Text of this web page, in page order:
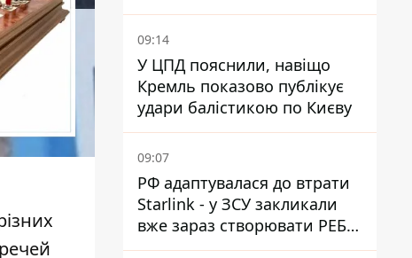
09:14
У ЦПД пояснили, навіщо
Кремль показово публікує
удари балістикою по Києву
09:07
РФ адаптувалася до втрати
Starlink - у ЗСУ закликали
вже зараз створювати РЕБ
проти нової загрози